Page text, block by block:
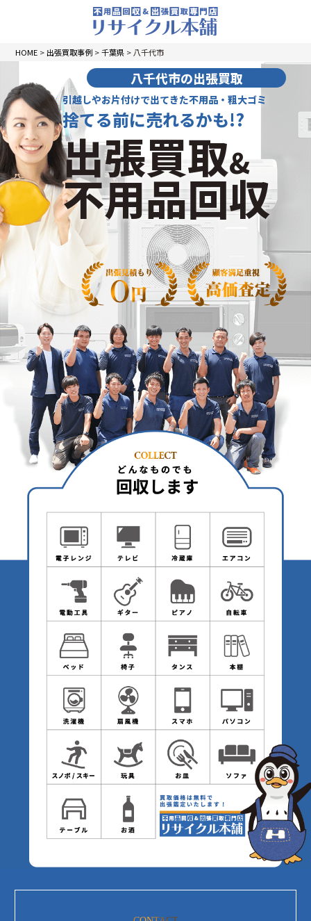
HOME > 出張買取事例 >千葉県 >八千代市
八千代市の出張買取
引越しやお片付けで出てきた不用品・粗大ゴミ
捨てる前に売れるかも!?
出張買取&
不用品回収